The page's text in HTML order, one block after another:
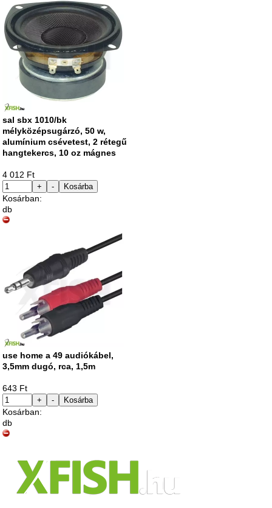
sal sbx 1010/bk
mélyközépsugárzó, 50 w,
alumínium csévetest, 2 rétegű
hangtekercs, 10 oz mágnes
4 012 Ft
+ - Kosárba
Kosárban:
db
use home a 49 audiókábel,
3,5mm dugó, rca, 1,5m
643 Ft
+ - Kosárba
Kosárban:
db